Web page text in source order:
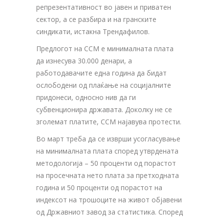
репрезентативност во јавен и приватен
сектор, а се разбира и на гранските
синдикати, истакна Трендафилов.
Предлогот на ССМ е минималната плата
да изнесува 30.000 денари, а
работодавачите една година да бидат
ослободени од плаќање на социјалните
придонеси, односно нив да ги
субвенционира државата. Доколку не се
зголемат платите, ССМ најавува протести.
Во март треба да се изврши усогласување
на минималната плата според утврдената
методологија – 50 проценти од порастот
на просечната нето плата за претходната
година и 50 проценти од порастот на
индексот на трошоците на живот објавени
од Државниот завод за статистика. Според